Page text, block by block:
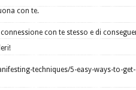
con te.
con te stesso e di
techniques/5-easy-ways-to-get-